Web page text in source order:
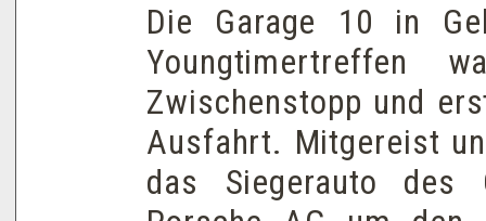
Die Garage 10 in
Youngtimertreffen
Zwischenstopp und
Ausfahrt. Mitgereist
das Siegerauto des